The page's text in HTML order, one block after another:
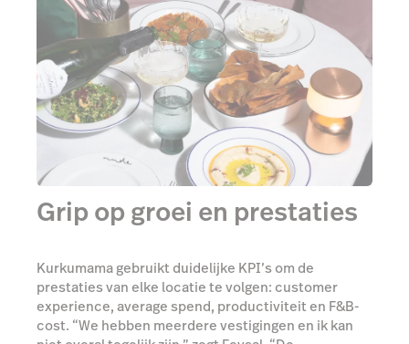
Grip op groei en prestaties
Kurkumama gebruikt duidelijke KPI’s om de
prestaties van elke locatie te volgen: customer
experience, average spend, productiviteit en F&B-
cost. “We hebben meerdere vestigingen en ik kan